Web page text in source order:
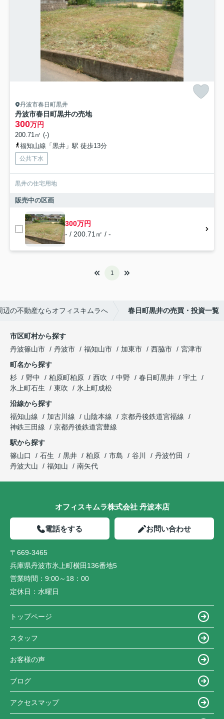
丹波市春日町黒井
丹波市春日町黒井の売地
300万円
200.71㎡ (-)
福知山線「黒井」駅 徒歩13分
公共下水
黒井の住宅用地
販売中の区画
300万円
- / 200.71㎡ / -
1
辺の不動産ならオフィスキムラへ 春日町黒井の売買・投資一覧
市区町村から探す
丹波篠山市
丹波市 福知山市 加東市 西脇市
宮津市
町名から探す
杉
野中 柏原町柏原 西吹 中野 春日町黒井
宇土
氷上町石生
東吹
氷上町成松
沿線から探す
福知山線
加古川線 山陰本線
京都丹後鉄道宮福線
神鉄三田線
京都丹後鉄道宮豊線
駅から探す
篠山口
石生 黒井 柏原 市島 谷川
丹波竹田
丹波大山
福知山 南矢代
オフィスキムラ株式会社 丹波本店
電話をする お問い合わせ
〒669-3465
兵庫県丹波市氷上町横田136番地5
営業時間： 9:00～18：00
定休日： 水曜日
トップページ
スタッフ
お客様の声
ブログ
アクセスマップ